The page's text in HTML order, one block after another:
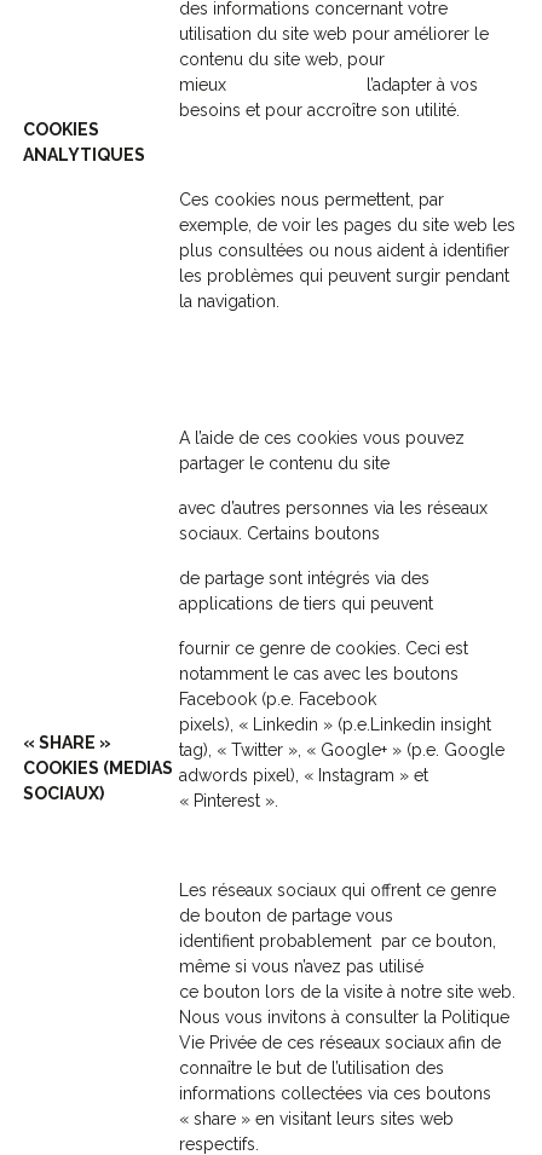
COOKIES
ANALYTIQUES
des informations concernant votre
utilisation du site web pour améliorer le
contenu du site web, pour
mieux l’adapter à vos
besoins et pour accroître son utilité.
Ces cookies nous permettent, par
exemple, de voir les pages du site web les
plus consultées ou nous aident à identifier
les problèmes qui peuvent surgir pendant
la navigation.
« SHARE »
COOKIES (MEDIAS
SOCIAUX)
A l’aide de ces cookies vous pouvez
partager le contenu du site
avec d’autres personnes via les réseaux
sociaux. Certains boutons
de partage sont intégrés via des
applications de tiers qui peuvent
fournir ce genre de cookies. Ceci est
notamment le cas avec les boutons
Facebook (p.e. Facebook
pixels), « Linkedin » (p.e.Linkedin insight
tag), « Twitter », « Google+ » (p.e. Google
adwords pixel), « Instagram » et
« Pinterest ».
Les réseaux sociaux qui offrent ce genre
de bouton de partage vous
identifient probablement par ce bouton,
même si vous n’avez pas utilisé
ce bouton lors de la visite à notre site web.
Nous vous invitons à consulter la Politique
Vie Privée de ces réseaux sociaux afin de
connaître le but de l’utilisation des
informations collectées via ces boutons
« share » en visitant leurs sites web
respectifs.